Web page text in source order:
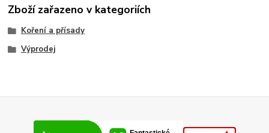
Zboží zařazeno v kategoriích
Koření a přísady
Výprodej